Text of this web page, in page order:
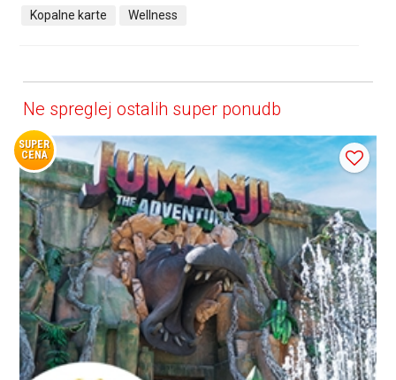
Kopalne karte
Wellness
Ne spreglej ostalih super ponudb
SUPER
CENA